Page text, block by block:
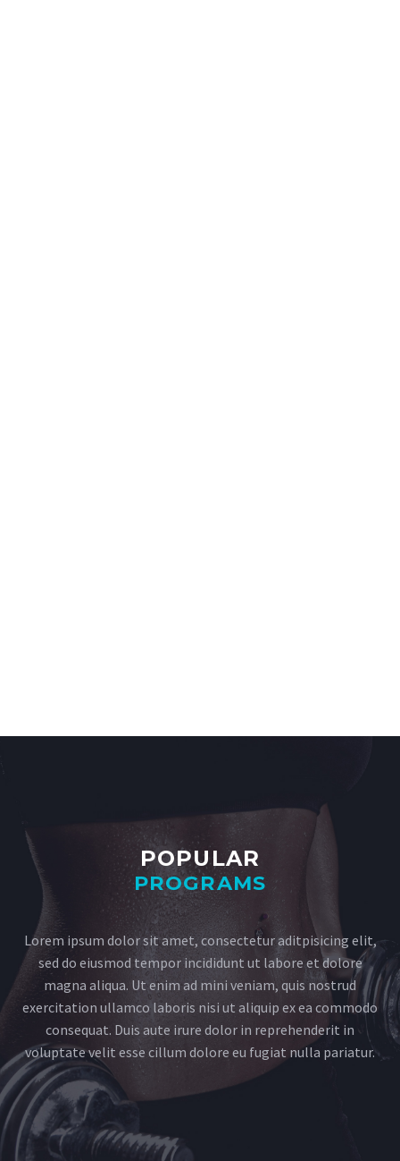
POPULAR
PROGRAMS
Lorem ipsum dolor sit amet, consectetur aditpisicing elit,
sed do eiusmod tempor incididunt ut labore et dolore
magna aliqua. Ut enim ad mini veniam, quis nostrud
exercitation ullamco laboris nisi ut aliquip ex ea commodo
consequat. Duis aute irure dolor in reprehenderit in
voluptate velit esse cillum dolore eu fugiat nulla pariatur.